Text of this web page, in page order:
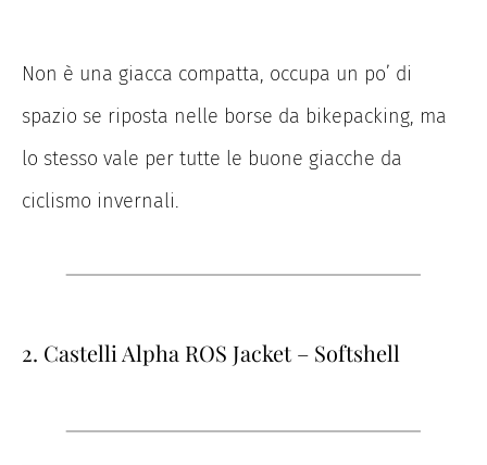
Non è una giacca compatta, occupa un po’ di
spazio se riposta nelle borse da bikepacking, ma
lo stesso vale per tutte le buone giacche da
ciclismo invernali.
2. Castelli Alpha ROS Jacket – Softshell